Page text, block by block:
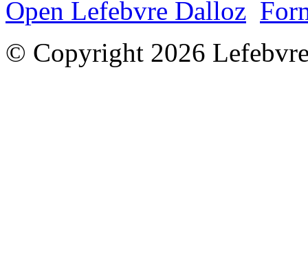
Open Lefebvre Dalloz
© Copyright 2026